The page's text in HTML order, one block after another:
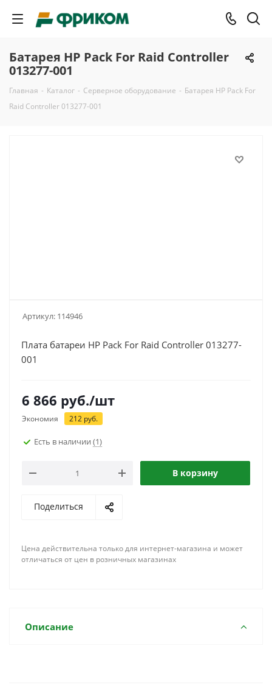
Батарея HP Pack For Raid Controller
013277-001
Главная - Каталог - Серверное оборудование - Батарея HP Pack For
Raid Controller 013277-001
Артикул: 114946
Плата батареи HP Pack For Raid Controller 013277-
001
6 866 руб./шт
Экономия 212 руб.
Есть в наличии (1)
В корзину
Поделиться
Цена действительна только для интернет-магазина и может
отличаться от цен в розничных магазинах
Описание